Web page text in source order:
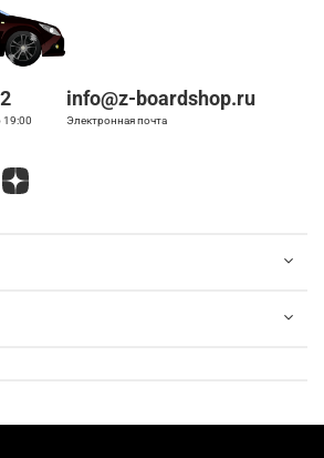
19:00
info@z-boardshop.ru
Электронная почта